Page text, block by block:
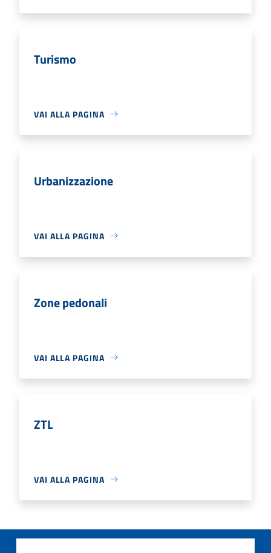
Turismo
VAI ALLA PAGINA
Urbanizzazione
VAI ALLA PAGINA
Zone pedonali
VAI ALLA PAGINA
ZTL
VAI ALLA PAGINA